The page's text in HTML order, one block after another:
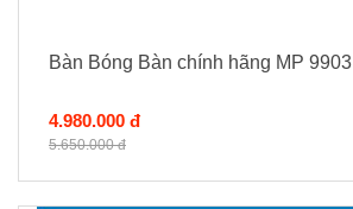
Bàn Bóng Bàn chính hãng MP 9903
4.980.000 đ
5.650.000 đ